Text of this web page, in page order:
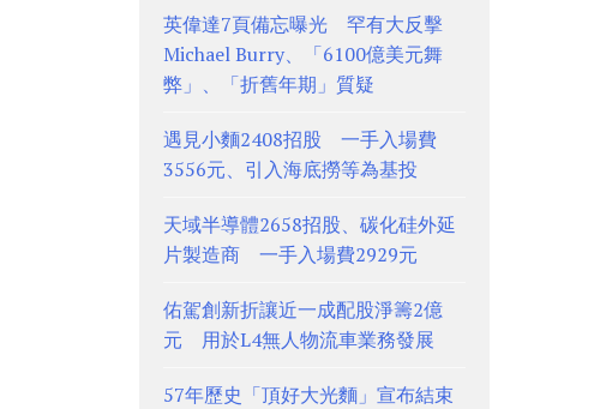
英偉達7頁備忘曝光 罕有大反擊
Michael Burry、「6100億美元舞
弊」、「折舊年期」質疑
遇見小麵2408招股 一手入場費
3556元、引入海底撈等為基投
天域半導體2658招股、碳化硅外延
片製造商 一手入場費2929元
佑駕創新折讓近一成配股淨籌2億
元 用於L4無人物流車業務發展
57年歷史「頂好大光麵」宣布結束